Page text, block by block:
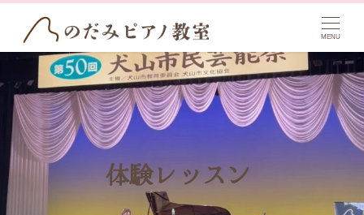
MENU
体験レッスン